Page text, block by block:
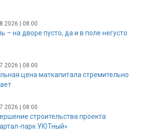
| 08:00
– на дворе пусто, да и в поле негусто
| 08:00
цена маткапитала стремительно
| 08:00
строительства проекта
парк УЮТный»